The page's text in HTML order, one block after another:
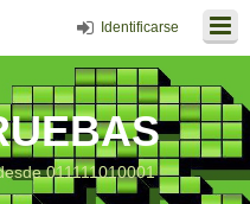
Identificarse
011111010001